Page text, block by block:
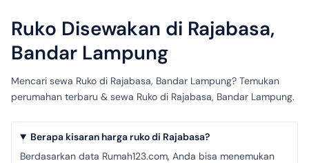
Ruko Disewakan di Rajabasa,
Bandar Lampung
Mencari sewa Ruko di Rajabasa, Bandar Lampung? Temukan
perumahan terbaru & sewa Ruko di Rajabasa, Bandar Lampung.
Berapa kisaran harga ruko di Rajabasa?
Berdasarkan data Rumah123.com, Anda bisa menemukan